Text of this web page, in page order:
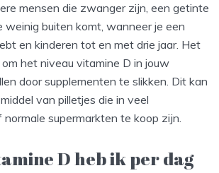
mensen die zwanger zijn, een getinte
weinig buiten komt, wanneer je een
en kinderen tot en met drie jaar. Het
het niveau vitamine D in jouw
door supplementen te slikken. Dit kan
van pilletjes die in veel
supermarkten te koop zijn.
D heb ik per dag